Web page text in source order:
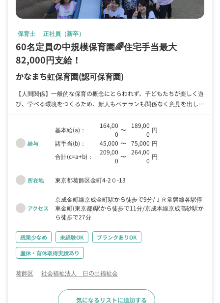
保育士 正社員（新卒）
60名定員の中規模保育園🌈住宅手当最大
82,000円支給！
かなまち虹保育園(認可保育園)
【人間関係】一般的な保育の概念にとらわれず、子どもたちが楽しく遊
び、学べる環境をつくるため、新人もベテランも関係なく意見を出し合
いながら働ける職場です。
給与
基本給(a)：
164,00
0
〜
189,00
0
円
諸手当(b)：
45,000 〜 75,000 円
合計(c=a+b)：
209,00
0
〜
264,00
0
円
所在地 東京都葛飾区金町4-2０-13
アクセス
京成金町線京成金町駅から徒歩で9分
ＪＲ常磐線各駅停
車金町(東京都)駅から徒歩で11分 京成本線京成高砂駅か
ら徒歩で27分
残業少なめ 未経験OK
ブランクありOK
産休・育休取得実績あり
葛飾区 社会福祉法人 日の出福祉会
気になるリストに追加する